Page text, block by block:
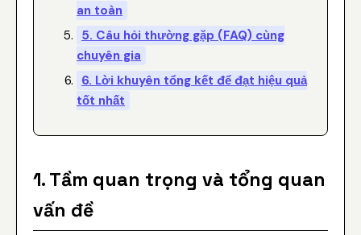
an toàn
5. Câu hỏi thường gặp (FAQ) cùng
chuyên gia
6. Lời khuyên tổng kết để đạt hiệu quả
tốt nhất
1. Tầm quan trọng và tổng quan
vấn đề